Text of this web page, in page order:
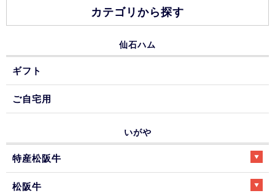
カテゴリから探す
仙石ハム
ギフト
ご自宅用
いがや
特産松阪牛
松阪牛